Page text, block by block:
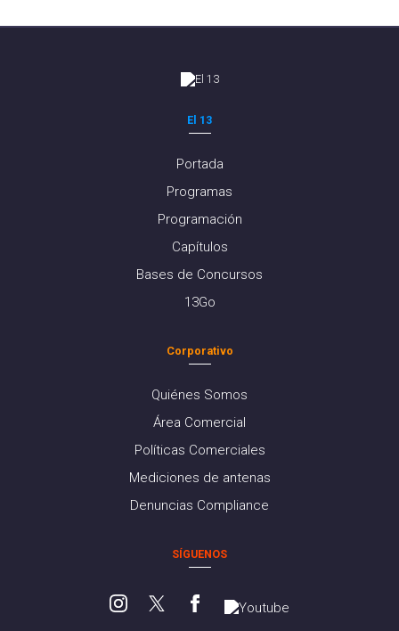
El 13
Portada
Programas
Programación
Capítulos
Bases de Concursos
13Go
Corporativo
Quiénes Somos
Área Comercial
Políticas Comerciales
Mediciones de antenas
Denuncias Compliance
SÍGUENOS